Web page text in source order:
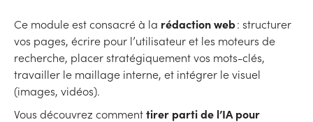
Ce module est consacré à la rédaction web: structurer
vos pages, écrire pour l’utilisateur et les moteurs de
recherche, placer stratégiquement vos mots-clés,
travailler le maillage interne, et intégrer le visuel
(images, vidéos).
Vous découvrez commenttirer parti de l’IA pour